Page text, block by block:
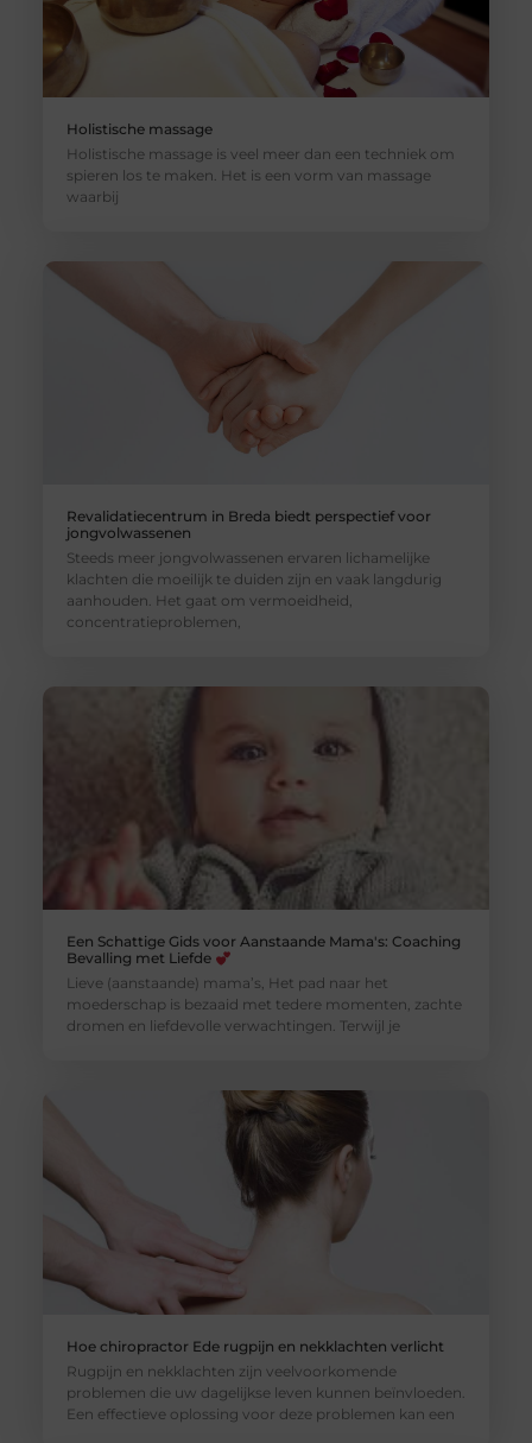
Holistische massage
Holistische massage is veel meer dan een techniek om
spieren los te maken. Het is een vorm van massage
waarbij
Revalidatiecentrum in Breda biedt perspectief voor
jongvolwassenen
Steeds meer jongvolwassenen ervaren lichamelijke
klachten die moeilijk te duiden zijn en vaak langdurig
aanhouden. Het gaat om vermoeidheid,
concentratieproblemen,
Een Schattige Gids voor Aanstaande Mama's: Coaching
Bevalling met Liefde
Lieve (aanstaande) mama’s, Het pad naar het
moederschap is bezaaid met tedere momenten, zachte
dromen en liefdevolle verwachtingen. Terwijl je
Hoe chiropractor Ede rugpijn en nekklachten verlicht
Rugpijn en nekklachten zijn veelvoorkomende
problemen die uw dagelijkse leven kunnen beïnvloeden.
Een effectieve oplossing voor deze problemen kan een